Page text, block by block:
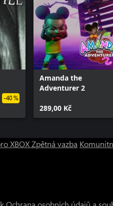
-40 %
Amanda the
Adventurer 2
289,00 Kč
XBOXZpětná vazba